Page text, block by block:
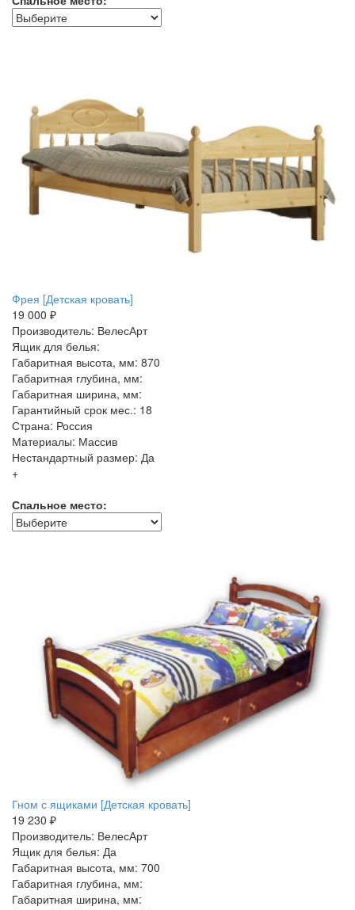
Фрея [Детская кровать]
19 000 ₽
Производитель: ВелесАрт
Ящик для белья:
Габаритная высота, мм: 870
Габаритная глубина, мм:
Габаритная ширина, мм:
Гарантийный срок мес.: 18
Страна: Россия
Материалы: Массив
Нестандартный размер: Да
+
Спальное место:
Гном с ящиками [Детская кровать]
19 230 ₽
Производитель: ВелесАрт
Ящик для белья: Да
Габаритная высота, мм: 700
Габаритная глубина, мм:
Габаритная ширина, мм: